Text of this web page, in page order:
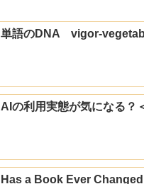
単語のDNA vigor-
AIの利用実態が気になる？
Has a Book Ever